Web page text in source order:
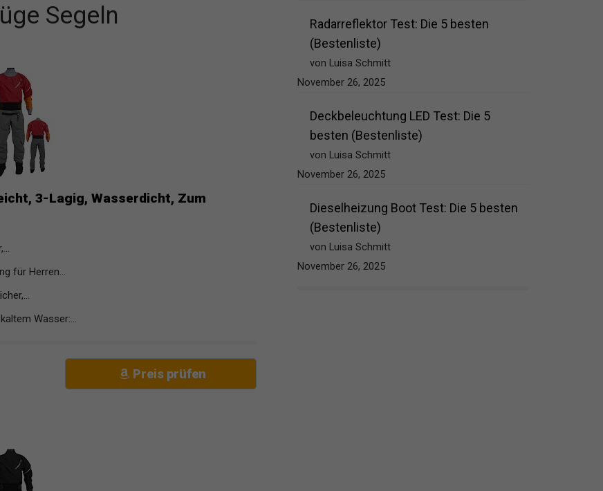
Segeln
3-Lagig, Wasserdicht, Zum
für Herren...
Wasser:...
Preis prüfen
Radarreflektor Test: Die 5 besten
(Bestenliste)
von Luisa Schmitt
November 26, 2025
Deckbeleuchtung LED Test: Die 5
besten (Bestenliste)
von Luisa Schmitt
November 26, 2025
Dieselheizung Boot Test: Die 5 besten
(Bestenliste)
von Luisa Schmitt
November 26, 2025